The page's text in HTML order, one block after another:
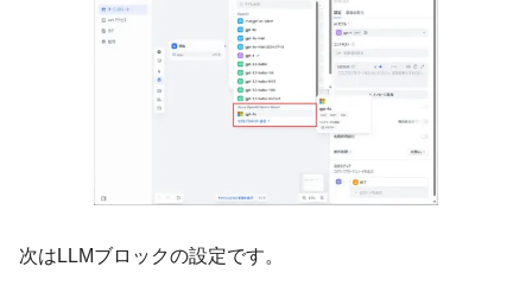
次はLLMブロックの設定です。